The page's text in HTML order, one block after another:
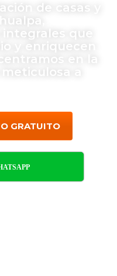
de casas y
integrales que
y enriquecen
en la
a
GRATUITO